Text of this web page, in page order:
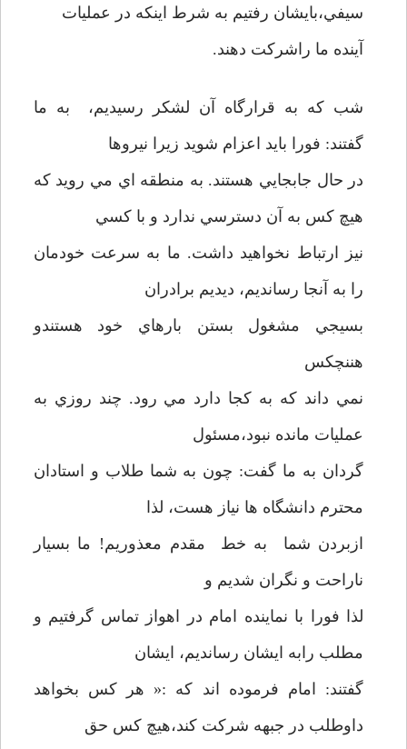
سيفي،بايشان رفتيم به شرط اينکه در عمليات
آينده ما راشرکت دهند.
شب که به قرارگاه آن لشکر رسيديم، به ما
گفتند: فورا بايد اعزام شويد زيرا نيروها
در حال جابجايي هستند. به منطقه اي مي رويد که
هيچ کس به آن دسترسي ندارد و با کسي
نيز ارتباط نخواهيد داشت. ما به سرعت خودمان
را به آنجا رسانديم، ديديم برادران
بسيجي مشغول بستن بارهاي خود هستندو
هننچکس
نمي داند که به کجا دارد مي رود. چند روزي به
عمليات مانده نبود،مسئول
گردان به ما گفت: چون به شما طلاب و استادان
محترم دانشگاه ها نياز هست، لذا
ازبردن شما به خط مقدم معذوريم! ما بسيار
ناراحت و نگران شديم و
لذا فورا با نماينده امام در اهواز تماس گرفتيم و
مطلب رابه ايشان رسانديم، ايشان
گفتند: امام فرموده اند که :« هر کس بخواهد
داوطلب در جبهه شرکت کند،هيچ کس حق